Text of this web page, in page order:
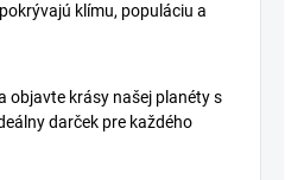
klímu, populáciu a
objavte krásy našej planéty s
darček pre každého